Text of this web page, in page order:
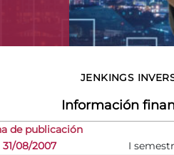
JENKINGS
Información
de publicación
31/08/2007
I